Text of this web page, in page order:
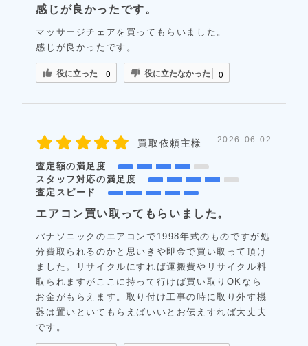
感じが良かったです。
マッサージチェアを買ってもらいました。
感じが良かったです。
役に立った 0 役に立たなかった 0
買取依頼主様 2026-06-02
査定額の満足度
スタッフ対応の満足度
査定スピード
エアコン買い取ってもらいました。
パナソニックのエアコンで1998年式のものですが処
分費取られるのかと思いきや即金で買い取って頂け
ました。リサイクルにすれば運搬費やリサイクル料
取られますがここに持って行けば買い取りOKなら
お金がもらえます。取り付け工事の時に取り外す機
器は置いといてもらえばいいとお伝えすれば大丈夫
です。